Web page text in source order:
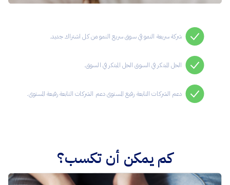
شركة سريعة النمو في سوق سريع النمو من كل اشتراك جديد.
الحل المبتكر في السوق الحل المبتكر في السوق.
دعم الشركات التابعة رفيع المستوى دعم الشركات التابعة رفيعة المستوى.
كم يمكن أن تكسب؟